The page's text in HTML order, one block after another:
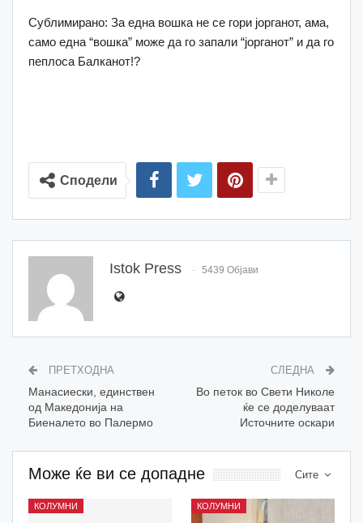
Сублимирано: За една вошка не се гори јорганот, ама,
само една “вошка” може да го запали “јорганот” и да го
пеплоса Балканот!?
Сподели
Istok Press 5439 Објави
ПРЕТХОДНА
Манасиески, единствен
од Македонија на
Биеналето во Палермо
СЛЕДНА
Во петок во Свети Николе
ќе се доделуваат
Источните оскари
Сите
Може ќе ви се допадне
КОЛУМНИ КОЛУМНИ